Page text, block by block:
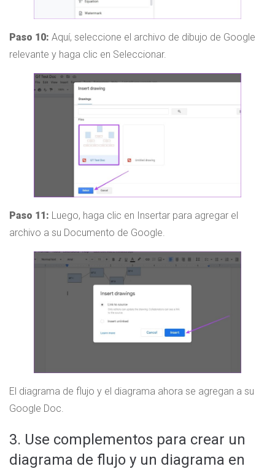
Paso 10: Aquí, seleccione el archivo de dibujo de Google
relevante y haga clic en Seleccionar.
Paso 11: Luego, haga clic en Insertar para agregar el
archivo a su Documento de Google.
El diagrama de flujo y el diagrama ahora se agregan a su
Google Doc.
3. Use complementos para crear un
diagrama de flujo y un diagrama en